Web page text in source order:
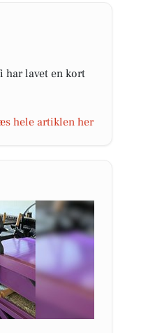
har lavet en kort
hele artiklen her